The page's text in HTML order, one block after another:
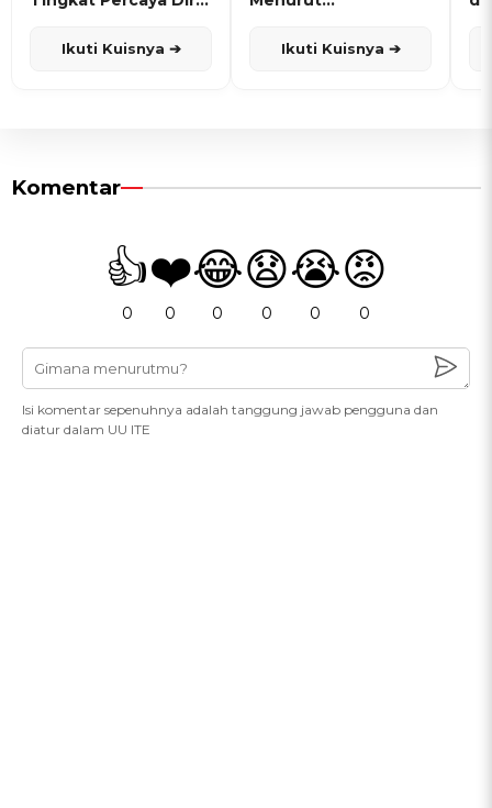
Ikuti Kuisnya ➔ Ikuti Kuisnya ➔
Komentar
👍
0
❤️
0
😂
0
😧
0
😭
0
😡
0
Isi komentar sepenuhnya adalah tanggung jawab pengguna dan
diatur dalam UU ITE